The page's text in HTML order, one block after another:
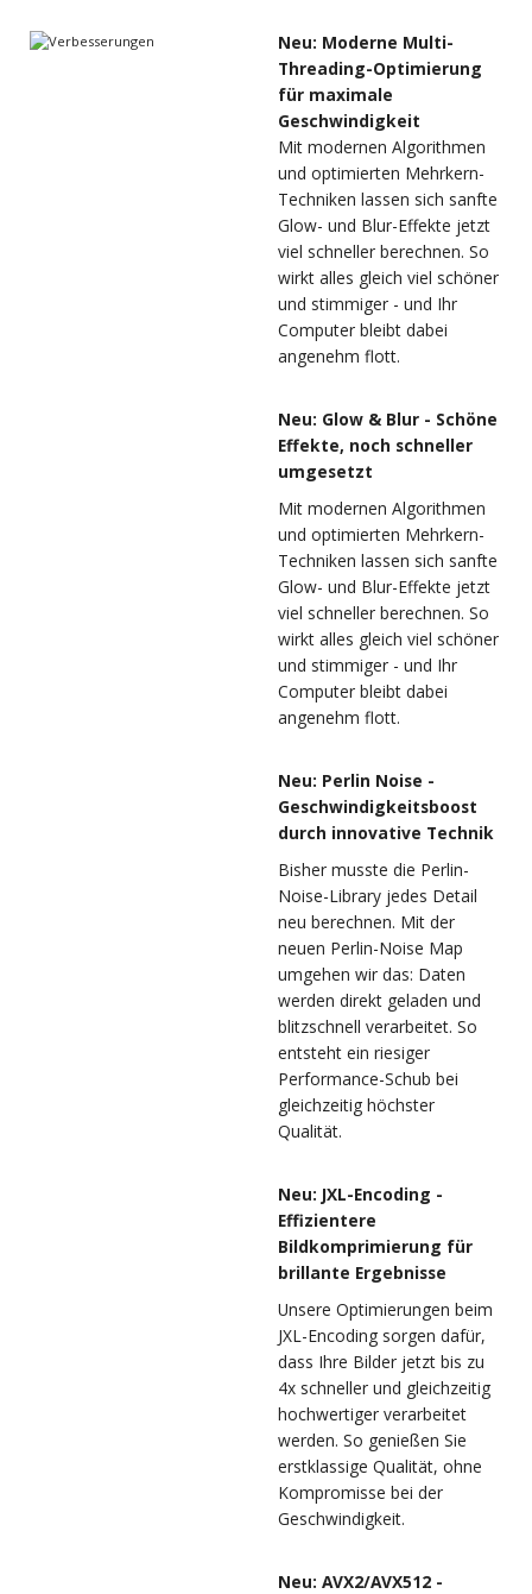
Neu: Moderne Multi-
Threading-Optimierung
für maximale
Geschwindigkeit
Mit modernen Algorithmen
und optimierten Mehrkern-
Techniken lassen sich sanfte
Glow- und Blur-Effekte jetzt
viel schneller berechnen. So
wirkt alles gleich viel schöner
und stimmiger - und Ihr
Computer bleibt dabei
angenehm flott.
Neu: Glow & Blur - Schöne
Effekte, noch schneller
umgesetzt
Mit modernen Algorithmen
und optimierten Mehrkern-
Techniken lassen sich sanfte
Glow- und Blur-Effekte jetzt
viel schneller berechnen. So
wirkt alles gleich viel schöner
und stimmiger - und Ihr
Computer bleibt dabei
angenehm flott.
Neu: Perlin Noise -
Geschwindigkeitsboost
durch innovative Technik
Bisher musste die Perlin-
Noise-Library jedes Detail
neu berechnen. Mit der
neuen Perlin-Noise Map
umgehen wir das: Daten
werden direkt geladen und
blitzschnell verarbeitet. So
entsteht ein riesiger
Performance-Schub bei
gleichzeitig höchster
Qualität.
Neu: JXL-Encoding -
Effizientere
Bildkomprimierung für
brillante Ergebnisse
Unsere Optimierungen beim
JXL-Encoding sorgen dafür,
dass Ihre Bilder jetzt bis zu
4x schneller und gleichzeitig
hochwertiger verarbeitet
werden. So genießen Sie
erstklassige Qualität, ohne
Kompromisse bei der
Geschwindigkeit.
Neu: AVX2/AVX512 -